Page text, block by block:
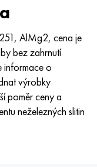
AlMg2, cena je
bez zahrnutí
informace o
výrobky
poměr ceny a
neželezných slitin